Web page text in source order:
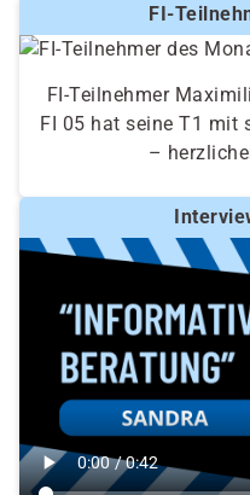
FI-
FI-Teilnehmer
FI 05 hat seine T1 mit
–